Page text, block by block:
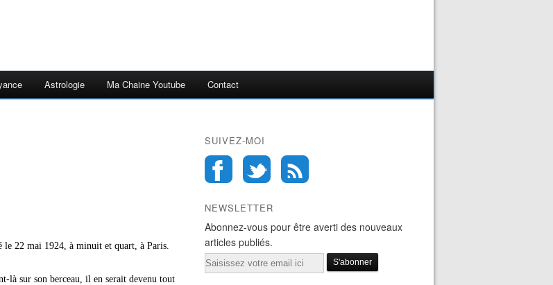
Astrologie Ma Chaine Youtube Contact
le 22 mai 1924, à minuit et quart, à Paris.
là sur son berceau, il en serait devenu tout
SUIVEZ-MOI
NEWSLETTER
Abonnez-vous pour être averti des nouveaux
articles publiés.
Email